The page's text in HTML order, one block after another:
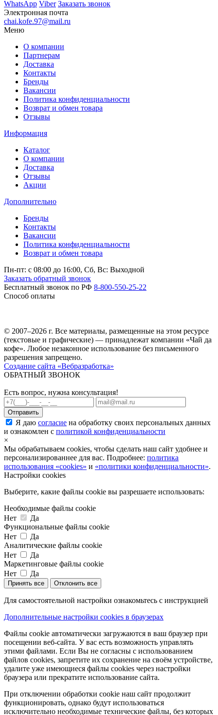
WhatsApp Viber Заказать звонок
Электронная почта
chai.kofe.97@mail.ru
Меню
О компании
Партнерам
Доставка
Контакты
Бренды
Вакансии
Политика конфиденциальности
Возврат и обмен товара
Отзывы
Информация
Каталог
О компании
Доставка
Отзывы
Акции
Дополнительно
Бренды
Контакты
Вакансии
Политика конфиденциальности
Возврат и обмен товара
Пн-пт: c 08:00 до 16:00, Сб, Вс: Выходной
Заказать обратный звонок
Бесплатный звонок по РФ 8-800-550-25-22
Способ оплаты
© 2007–2026 г. Все материалы, размещенные на этом ресурсе
(текстовые и графические) — принадлежат компании «Чай да
кофе». Любое незаконное использование без письменного
разрешения запрещено.
Создание сайта «Вебразработка»
ОБРАТНЫЙ ЗВОНОК
Есть вопрос, нужна консультация!
Я даю согласие на обработку своих персональных данных
и ознакомлен с политикой конфиденциальности
×
Мы обрабатываем cookies, чтобы сделать наш сайт удобнее и
персонализированнее для вас. Подробнее: политика
использования «cookies» и «политики конфиденциальности».
Настройки cookies
Выберите, какие файлы cookie вы разрешаете использовать:
Необходимые файлы cookie
Нет
Да
Функциональные файлы cookie
Нет
Да
Аналитические файлы cookie
Нет
Да
Маркетинговые файлы cookie
Нет
Да
Принять все Отклонить все
Для самостоятельной настройки ознакомьтесь с инструкцией
Дополнительные настройки cookies в браузерах
Файлы cookie автоматически загружаются в ваш браузер при
посещении веб-сайта. У вас есть возможность управлять
этими файлами. Если Вы не согласны с использованием
файлов cookies, запретите их сохранение на своём устройстве,
удалите уже имеющиеся файлы cookies через настройки
браузера или прекратите использование сайта.
При отключении обработки cookie наш сайт продолжит
функционировать, однако будут использоваться
исключительно необходимые технические файлы, без которых